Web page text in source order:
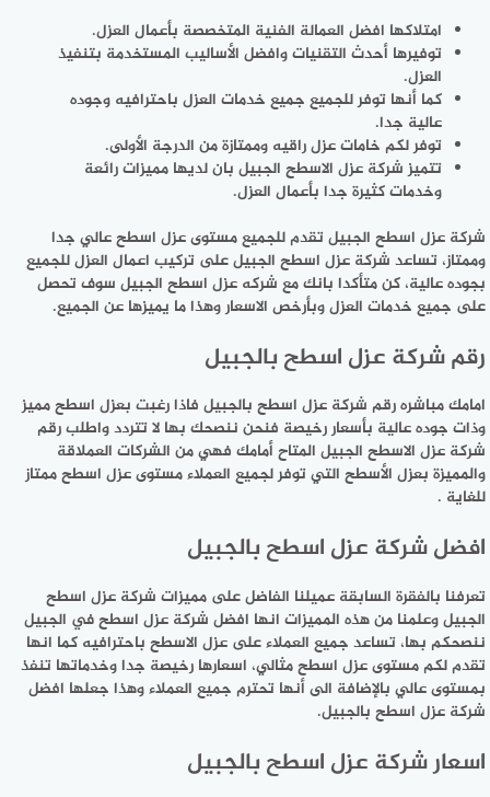
امتلاكها افضل العمالة الفنية المتخصصة بأعمال العزل.
توفيرها أحدث التقنيات وافضل الأساليب المستخدمة بتنفيذ
العزل.
كما أنها توفر للجميع جميع خدمات العزل باحترافيه وجوده
عالية جدا.
توفر لكم خامات عزل راقيه وممتازة من الدرجة الأولى.
تتميز شركة عزل الاسطح الجبيل بان لديها مميزات رائعة
وخدمات كثيرة جدا بأعمال العزل.
شركة عزل اسطح الجبيل تقدم للجميع مستوى عزل اسطح عالي جدا
وممتاز، تساعد شركة عزل اسطح الجبيل على تركيب اعمال العزل للجميع
بجوده عالية، كن متأكدا بانك مع شركه عزل اسطح الجبيل سوف تحصل
على جميع خدمات العزل وبأرخص الاسعار وهذا ما يميزها عن الجميع.
رقم شركة عزل اسطح بالجبيل
امامك مباشره رقم شركة عزل اسطح بالجبيل فاذا رغبت بعزل اسطح مميز
وذات جوده عالية بأسعار رخيصة فنحن ننصحك بها لا تتردد واطلب رقم
شركة عزل الاسطح الجبيل المتاح أمامك فهي من الشركات العملاقة
والمميزة بعزل الأسطح التي توفر لجميع العملاء مستوى عزل اسطح ممتاز
للغاية .
افضل شركة عزل اسطح بالجبيل
تعرفنا بالفقرة السابقة عميلنا الفاضل على مميزات شركة عزل اسطح
الجبيل وعلمنا من هذه المميزات انها افضل شركة عزل اسطح في الجبيل
ننصحكم بها، تساعد جميع العملاء على عزل الاسطح باحترافيه كما انها
تقدم لكم مستوى عزل اسطح مثالي، اسعارها رخيصة جدا وخدماتها تنفذ
بمستوى عالي بالإضافة الى أنها تحترم جميع العملاء وهذا جعلها افضل
شركة عزل اسطح بالجبيل.
اسعار شركة عزل اسطح بالجبيل